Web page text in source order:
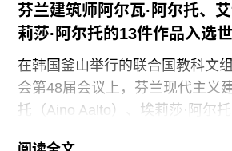
芬兰建筑师阿尔瓦·阿尔托、
莉莎·阿尔托的13件作品入选
在韩国釜山举行的联合国教科文
会第48届会议上，芬兰现代主义
托（Aino Aalto）、埃莉莎·阿尔托